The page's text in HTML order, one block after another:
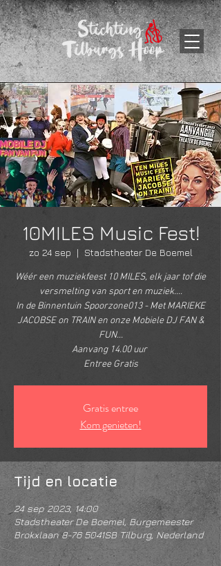
10MILES Music Fest!
zo 24 sep
  |
Stadstheater De Boemel
Wéér een muziekfeest 10 MILES, elk jaar tof die
versmelting van sport en muziek....
In de Binnentuin Spoorzone013 - Met MARIEKE
JACOBSE on TRAIN en onze Mobiele DJ FAN &
FUN...
Aanvang 14.00 uur
Entree Gratis
Gratis entree
Kom genieten!
Tijd en locatie
24 sep 2023, 14:00
Stadstheater De Boemel, Burgemeester
Brokxlaan 8-76 5041SB Tilburg, Nederland